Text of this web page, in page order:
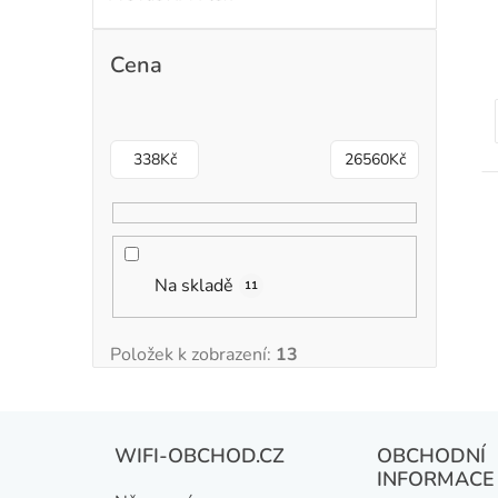
Cena
338Kč 26560Kč
Na skladě 11
Položek k zobrazení: 13
WIFI-OBCHOD.CZ
OBCHODNÍ
INFORMACE